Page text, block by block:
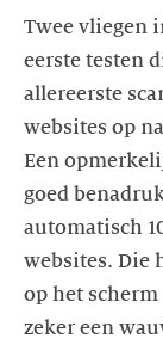
Twee vliegen
eerste testen
allereerste
websites op
Een
goed
automatisch
websites. Die
op het
zeker een